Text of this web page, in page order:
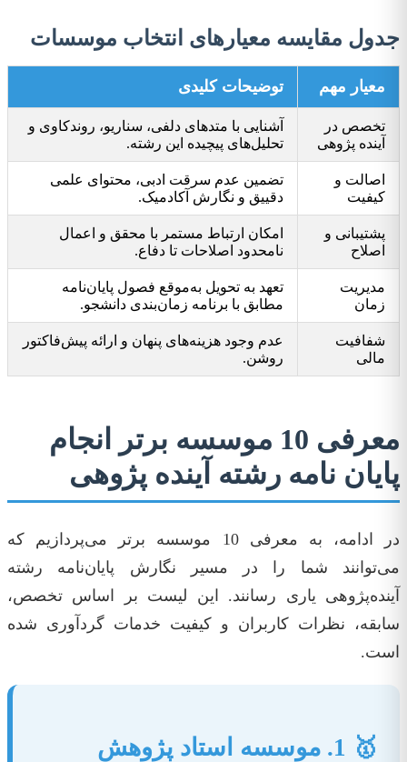
جدول مقایسه معیارهای انتخاب موسسات
معیار مهم توضیحات کلیدی
تخصص در
آینده پژوهی
آشنایی با متدهای دلفی، سناریو، روندکاوی و
تحلیل‌های پیچیده این رشته.
اصالت و
کیفیت
تضمین عدم سرقت ادبی، محتوای علمی
دقيیق و نگارش آکادمیک.
پشتیبانی و
اصلاح
امکان ارتباط مستمر با محقق و اعمال
نامحدود اصلاحات تا دفاع.
مدیریت
زمان
تعهد به تحویل به‌موقع فصول پایان‌نامه
مطابق با برنامه زمان‌بندی دانشجو.
شفافیت
مالی
عدم وجود هزینه‌های پنهان و ارائه پیش‌فاکتور
روشن.
معرفی 10 موسسه برتر انجام
پایان نامه رشته آینده پژوهی
در ادامه، به معرفی 10 موسسه برتر می‌پردازیم که
می‌توانند شما را در مسیر نگارش پایان‌نامه رشته
آینده‌پژوهی یاری رسانند. این لیست بر اساس تخصص،
سابقه، نظرات کاربران و کیفیت خدمات گردآوری شده
است.
🥇 1. موسسه استاد پژوهش